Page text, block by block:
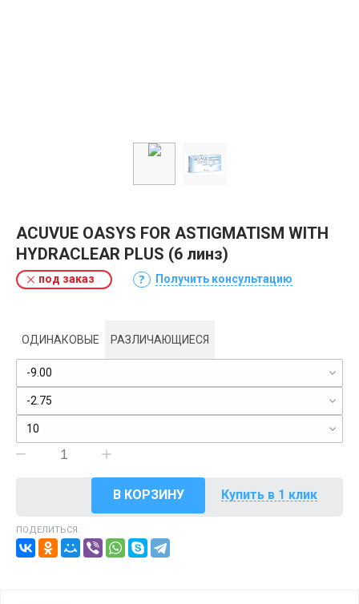
ACUVUE OASYS FOR ASTIGMATISM WITH
HYDRACLEAR PLUS (6 линз)
под заказ Получить консультацию
ОДИНАКОВЫЕ РАЗЛИЧАЮЩИЕСЯ
-9.00
-2.75
10
В КОРЗИНУ Купить в 1 клик
ПОДЕЛИТЬСЯ: